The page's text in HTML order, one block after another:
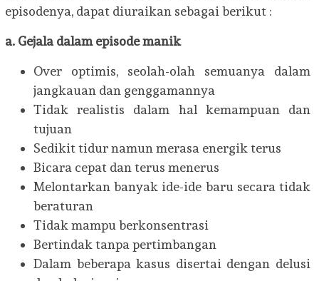
episodenya, dapat diuraikan sebagai berikut :
a. Gejala dalam episode manik
Over optimis, seolah-olah semuanya dalam
jangkauan dan genggamannya
Tidak realistis dalam hal kemampuan dan
tujuan
Sedikit tidur namun merasa energik terus
Bicara cepat dan terus menerus
Melontarkan banyak ide-ide baru secara tidak
beraturan
Tidak mampu berkonsentrasi
Bertindak tanpa pertimbangan
Dalam beberapa kasus disertai dengan delusi